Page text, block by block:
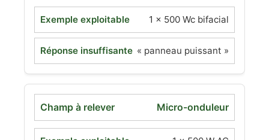
1 × 500 Wc bifacial
« panneau puissant »
Micro-onduleur